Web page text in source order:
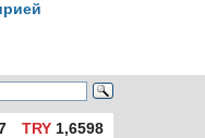
TRY1,6598